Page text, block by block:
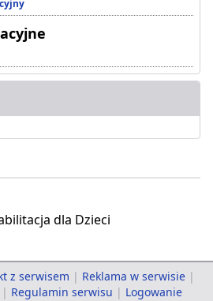
z serwisem | Reklama w serwisie |
| Regulamin serwisu | Logowanie